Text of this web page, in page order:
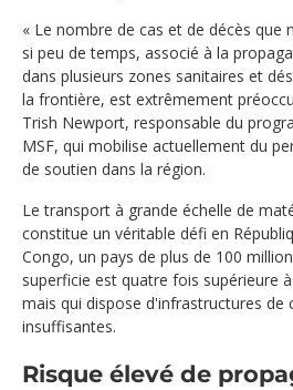
« Le nombre de cas et de décès que
si peu de temps, associé à la
dans plusieurs zones sanitaires et
la frontière, est extrêmement
Trish Newport, responsable du
MSF, qui mobilise actuellement du
de soutien dans la région.
Le transport à grande échelle de
constitue un véritable défi en
Congo, un pays de plus de 100
superficie est quatre fois supérieure
mais qui dispose d'infrastructures de
insuffisantes.
Risque élevé de